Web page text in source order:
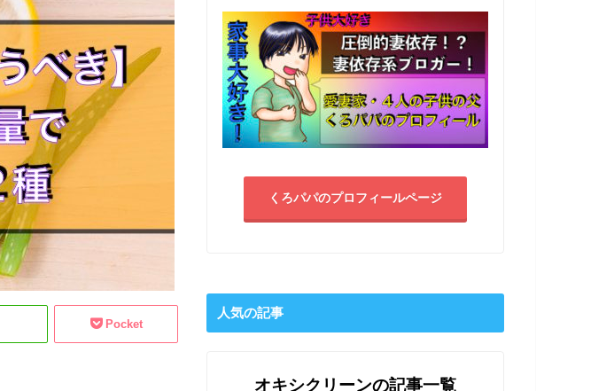
Pocket
くろパパのプロフィールページ
人気の記事
オキシクリーンの記事一覧